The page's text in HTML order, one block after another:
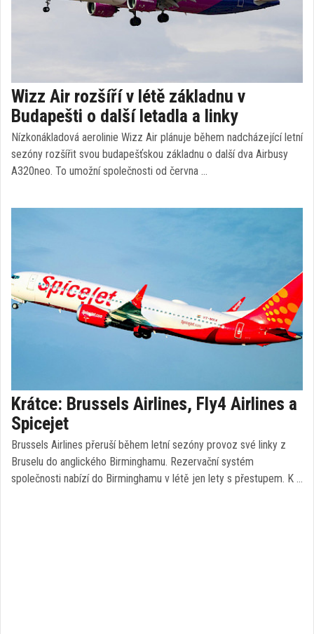
Wizz Air rozšíří v létě základnu v
Budapešti o další letadla a linky
Nízkonákladová aerolinie Wizz Air plánuje během nadcházející letní
sezóny rozšířit svou budapešťskou základnu o další dva Airbusy
A320neo. To umožní společnosti od června …
Krátce: Brussels Airlines, Fly4 Airlines a
Spicejet
Brussels Airlines přeruší během letní sezóny provoz své linky z
Bruselu do anglického Birminghamu. Rezervační systém
společnosti nabízí do Birminghamu v létě jen lety s přestupem. K …